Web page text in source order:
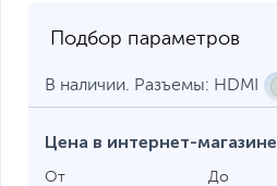
Подбор параметров
В наличии. Разъемы: HDMI
Цена в интернет-магазине
От До